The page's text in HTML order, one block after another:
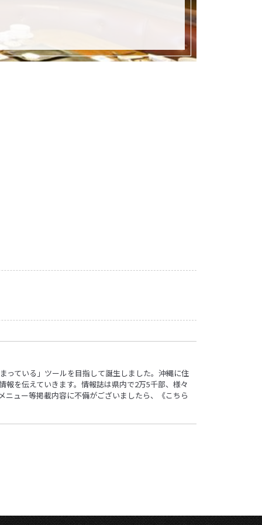
ている」ツールを目指して誕生しました。沖縄に住
を伝えていきます。情報誌は県内で2万5千部、様々
ュー等掲載内容に不備がございましたら、
《こちら